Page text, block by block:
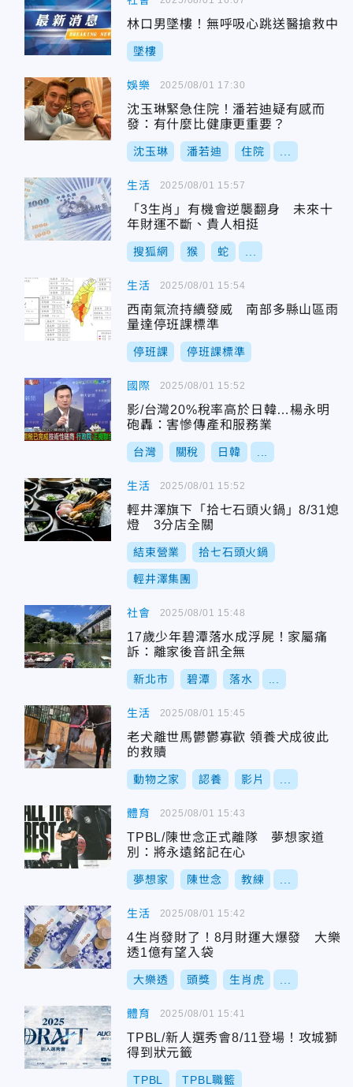
林口男墜樓！無呼吸心跳送醫搶救中
墜樓
娛樂
沈玉琳緊急住院！潘若迪疑有感而
發：有什麼比健康更重要？
沈玉琳 潘若迪 住院
2025/08/01 17:30
生活
「3生肖」有機會逆襲翻身 未來十
年財運不斷、貴人相挺
搜狐網 猴 蛇
2025/08/01 15:57
生活
西南氣流持續發威 南部多縣山區雨
量達停班課標準
停班課 停班課標準
2025/08/01 15:54
國際
影/台灣20%稅率高於日韓…楊永明
砲轟：害慘傳產和服務業
台灣 關稅 日韓
2025/08/01 15:52
生活
輕井澤旗下「拾七石頭火鍋」8/31熄
燈 3分店全關
結束營業 拾七石頭火鍋
輕井澤集團
2025/08/01 15:52
社會
17歲少年碧潭落水成浮屍！家屬痛
訴：離家後音訊全無
新北市 碧潭 落水
2025/08/01 15:48
生活
老犬離世馬鬱鬱寡歡 領養犬成彼此
的救贖
動物之家 認養 影片
2025/08/01 15:45
體育
TPBL/陳世念正式離隊 夢想家道
別：將永遠銘記在心
夢想家 陳世念 教練
2025/08/01 15:43
生活
4生肖發財了！8月財運大爆發 大樂
透1億有望入袋
大樂透 頭獎 生肖虎
2025/08/01 15:42
體育
TPBL/新人選秀會8/11登場！攻城獅
得到狀元籤
TPBL TPBL職籃
2025/08/01 15:41